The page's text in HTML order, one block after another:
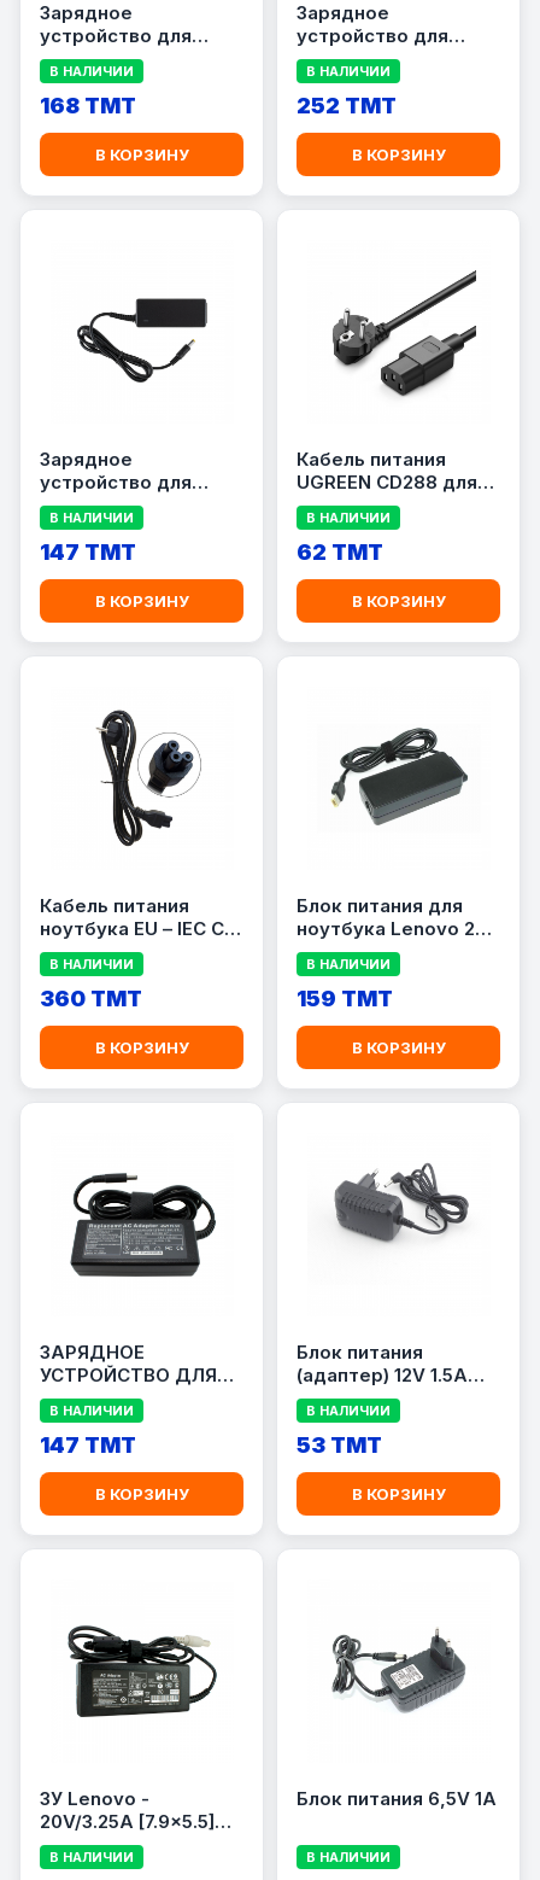
Зарядное
устройство для
ноутбука Lenovo 65
Вт, 20 В / 3.25 А, USB
В НАЛИЧИИ
168 TMT
В КОРЗИНУ
Зарядное
устройство для
ноутбука Lenovo 65
Вт, 20 В / 3.25 А, USB
Type-C
В НАЛИЧИИ
252 TMT
В КОРЗИНУ
Зарядное
устройство для
ноутбука Acer 65 Вт,
19 В / 3.42 А, разъём
5.5×1.7 мм
В НАЛИЧИИ
147 TMT
В КОРЗИНУ
Кабель питания
UGREEN CD288 для
ПК (Длина 1.5 метра /
Вилка EU)
В НАЛИЧИИ
62 TMT
В КОРЗИНУ
Кабель питания
ноутбука EU – IEC C5
(3-pin), 1,5 м, чёрный
В НАЛИЧИИ
360 TMT
В КОРЗИНУ
Блок питания для
ноутбука Lenovo 20V
3.25A 65W
В НАЛИЧИИ
159 TMT
В КОРЗИНУ
ЗАРЯДНОЕ
УСТРОЙСТВО ДЛЯ
НОУТБУКА DELL
19.5V/2.31A 4.5/3.0
[DUPLICATE]
В НАЛИЧИИ
147 TMT
В КОРЗИНУ
Блок питания
(адаптер) 12V 1.5A
ОРИГИНАЛ
В НАЛИЧИИ
53 TMT
В КОРЗИНУ
ЗУ Lenovo -
20V/3.25A [7.9x5.5]
(Дубликат)
В НАЛИЧИИ
Блок питания 6,5V 1A
В НАЛИЧИИ